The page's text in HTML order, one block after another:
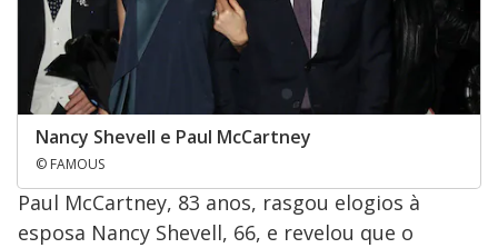
Nancy Shevell e Paul McCartney
© FAMOUS
Paul McCartney, 83 anos, rasgou elogios à
esposa Nancy Shevell, 66, e revelou que o